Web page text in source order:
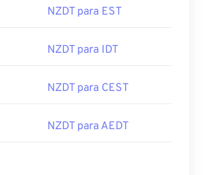
NZDT para EST
NZDT para IDT
NZDT para CEST
NZDT para AEDT